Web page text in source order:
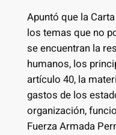
Apuntó que la
los temas que no
se encuentran la
humanos, los
artículo 40, la
gastos de los
organización,
Fuerza Armada